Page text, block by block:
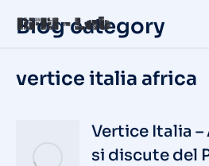
Blog category
vertice italia africa
Vertice Italia
si discute del